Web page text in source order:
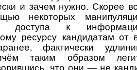
и зачем нужно. Скорее
некоторых
доступа к
ресурсу кандидатам от
фактически
таким образом
что они — не